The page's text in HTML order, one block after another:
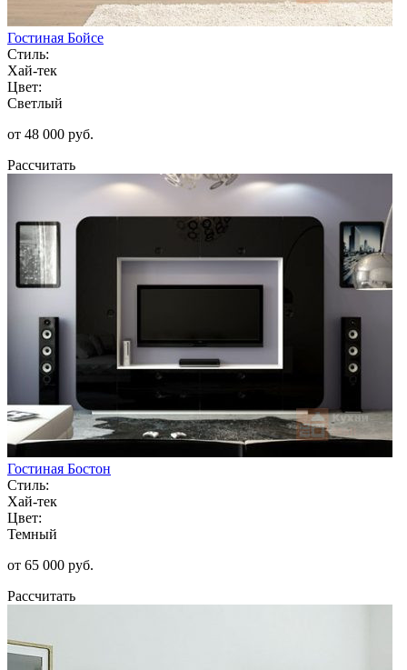
Гостиная Бойсе
Стиль:
Хай-тек
Цвет:
Светлый
от 48 000 руб.
Рассчитать
Гостиная Бостон
Стиль:
Хай-тек
Цвет:
Темный
от 65 000 руб.
Рассчитать